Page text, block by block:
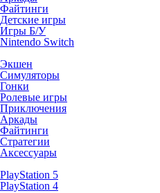
Файтинги
Детские игры
Игры Б/У
Nintendo Switch
Экшен
Симуляторы
Гонки
Ролевые игры
Приключения
Аркады
Файтинги
Стратегии
Аксессуары
PlayStation 5
PlayStation 4